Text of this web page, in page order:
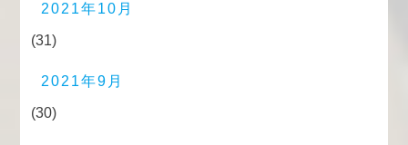
2021年10月
(31)
2021年9月
(30)